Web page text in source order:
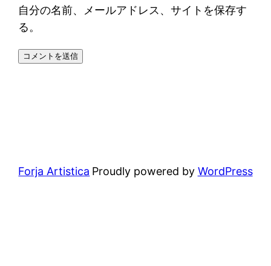
自分の名前、メールアドレス、サイトを保存す
る。
Forja Artistica Proudly powered by WordPress